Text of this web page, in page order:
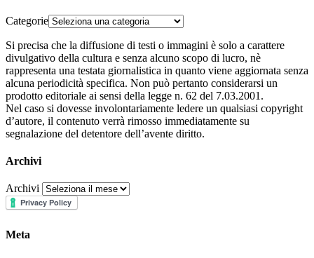
Categorie
Si precisa che la diffusione di testi o immagini è solo a carattere
divulgativo della cultura e senza alcuno scopo di lucro, nè
rappresenta una testata giornalistica in quanto viene aggiornata senza
alcuna periodicità specifica. Non può pertanto considerarsi un
prodotto editoriale ai sensi della legge n. 62 del 7.03.2001.
Nel caso si dovesse involontariamente ledere un qualsiasi copyright
d’autore, il contenuto verrà rimosso immediatamente su
segnalazione del detentore dell’avente diritto.
Archivi
Archivi
Meta